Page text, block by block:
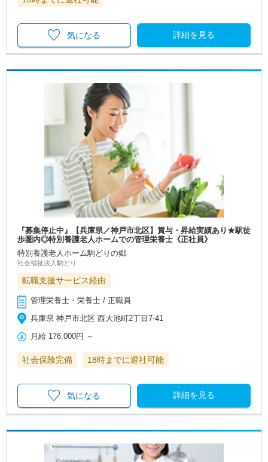
詳細を見る
気になる
『募集停止中』【兵庫県／神戸市北区】賞与・昇給実績あり★駅徒
歩圏内◎特別養護老人ホームでの管理栄養士《正社員》
特別養護老人ホーム駒どりの郷
社会福祉法人駒どり
転職支援サービス経由
管理栄養士・栄養士 / 正職員
兵庫県 神戸市北区 西大池町2丁目7-41
月給 176,000円 ～
社会保険完備 18時までに退社可能
詳細を見る
気になる